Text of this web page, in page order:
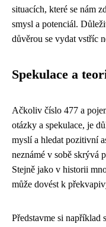
situacích, které se nám
smysl a potenciál.
důvěrou se vydat vstříc
Spekulace a
Ačkoliv číslo 477 a
otázky a spekulace, je
myslí a hledat pozitivní
neznámé v sobě skrývá
Stejně jako v historii
může dovést k
Představme si